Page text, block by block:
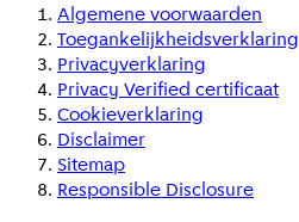
Algemene voorwaarden
Toegankelijkheidsverklaring
Privacyverklaring
Privacy Verified certificaat
Cookieverklaring
Disclaimer
Sitemap
Responsible Disclosure